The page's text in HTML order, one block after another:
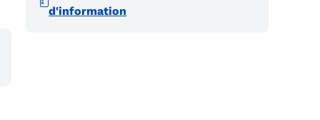
d'information